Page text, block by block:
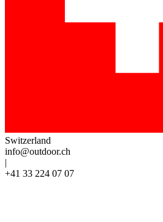
Switzerland
info@outdoor.ch
|
+41 33 224 07 07